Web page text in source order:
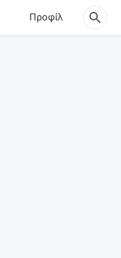
Προφίλ